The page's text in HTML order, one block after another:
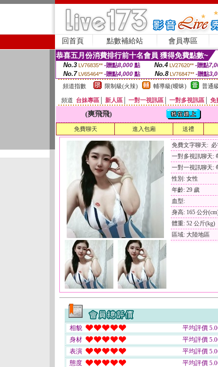
回首頁 點數補給站 會員專區
恭喜五月份消費排行前十名會員 獲得免費點數~
No.3 LV76835** -贈點8,000點 No.4 LV27620** -贈點
No.7 LV65464** -贈點4,000 點 No.8 LV76847** -贈點
頻道指數
限制級(火辣) 輔導級(曖昧) 普通
頻道 台妹專區 新人區 一對一視訊區 一對多視訊區 免
(爽飛飛)
免費聊天 進入包廂 送禮
免費文字聊天:
一對多視訊聊天:
一對一視訊聊天:
性別: 女性
年齡: 29 歲
血型:
身高: 165 公分
體重: 52 公斤(kg)
區域: 大陸地區
相貌
平均評價
身材
平均評價
表演
平均評價
態度
平均評價